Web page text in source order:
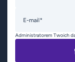
E-mail*
Administratorem Twoich